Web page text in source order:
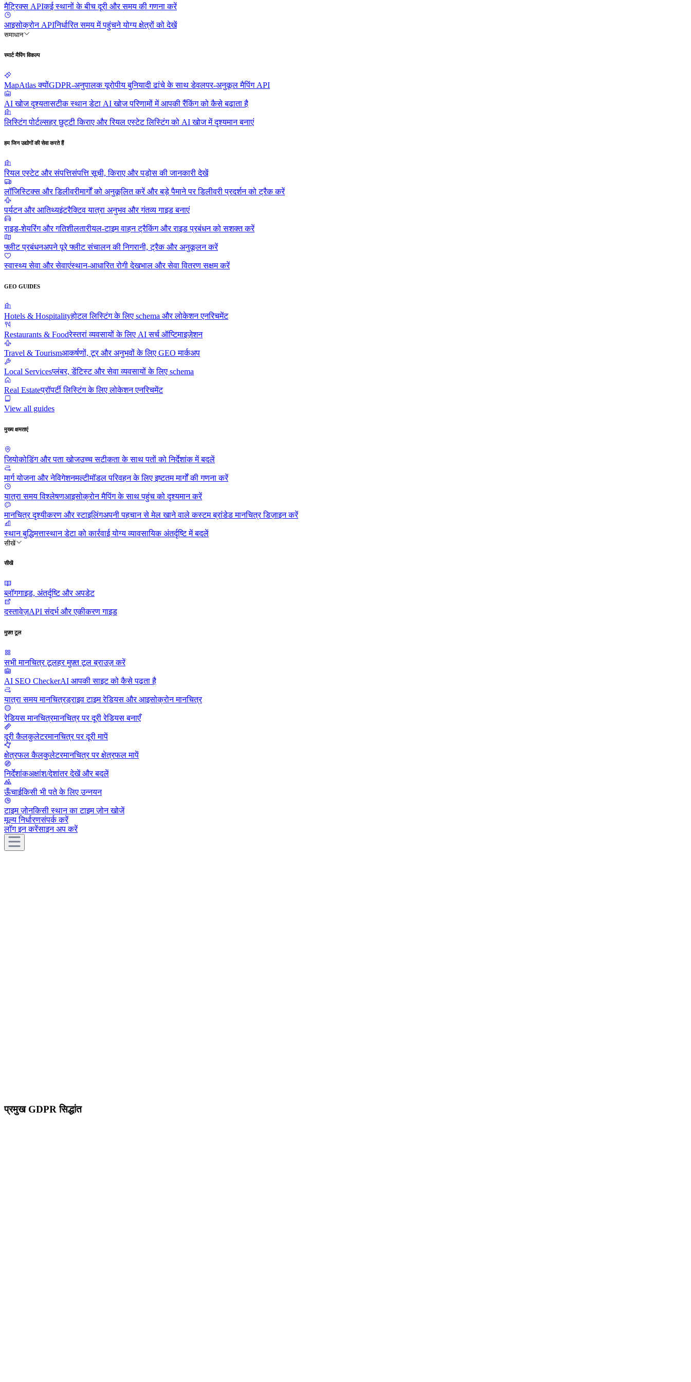
मैट्रिक्स APIकई स्थानों के बीच दूरी और समय की गणना करें
आइसोक्रोन APIनिर्धारित समय में पहुंचने योग्य क्षेत्रों को देखें
समाधान
स्मार्ट मैपिंग विकल्प
MapAtlas क्योंGDPR-अनुपालक यूरोपीय बुनियादी ढांचे के साथ डेवलपर-अनुकूल मैपिंग API
AI खोज दृश्यतासटीक स्थान डेटा AI खोज परिणामों में आपकी रैंकिंग को कैसे बढ़ाता है
लिस्टिंग पोर्टल्सहर छुट्टी किराए और रियल एस्टेट लिस्टिंग को AI खोज में दृश्यमान बनाएं
हम जिन उद्योगों की सेवा करते हैं
रियल एस्टेट और संपत्तिसंपत्ति सूची, किराए और पड़ोस की जानकारी देखें
लॉजिस्टिक्स और डिलीवरीमार्गों को अनुकूलित करें और बड़े पैमाने पर डिलीवरी प्रदर्शन को ट्रैक करें
पर्यटन और आतिथ्यइंटरैक्टिव यात्रा अनुभव और गंतव्य गाइड बनाएं
राइड-शेयरिंग और गतिशीलतारीयल-टाइम वाहन ट्रैकिंग और राइड प्रबंधन को सशक्त करें
फ्लीट प्रबंधनअपने पूरे फ्लीट संचालन की निगरानी, ट्रैक और अनुकूलन करें
स्वास्थ्य सेवा और सेवाएंस्थान-आधारित रोगी देखभाल और सेवा वितरण सक्षम करें
GEO GUIDES
Hotels & Hospitalityहोटल लिस्टिंग के लिए schema और लोकेशन एनरिचमेंट
Restaurants & Foodरेस्तरां व्यवसायों के लिए AI सर्च ऑप्टिमाइज़ेशन
Travel & Tourismआकर्षणों, टूर और अनुभवों के लिए GEO मार्कअप
Local Servicesप्लंबर, डेंटिस्ट और सेवा व्यवसायों के लिए schema
Real Estateप्रॉपर्टी लिस्टिंग के लिए लोकेशन एनरिचमेंट
View all guides
मुख्य क्षमताएं
जियोकोडिंग और पता खोजउच्च सटीकता के साथ पतों को निर्देशांक में बदलें
मार्ग योजना और नेविगेशनमल्टीमॉडल परिवहन के लिए इष्टतम मार्गों की गणना करें
यात्रा समय विश्लेषणआइसोक्रोन मैपिंग के साथ पहुंच को दृश्यमान करें
मानचित्र दृश्यीकरण और स्टाइलिंगअपनी पहचान से मेल खाने वाले कस्टम ब्रांडेड मानचित्र डिज़ाइन करें
स्थान बुद्धिमत्तास्थान डेटा को कार्रवाई योग्य व्यावसायिक अंतर्दृष्टि में बदलें
सीखें
सीखें
ब्लॉगगाइड, अंतर्दृष्टि और अपडेट
दस्तावेज़API संदर्भ और एकीकरण गाइड
मुफ़्त टूल
सभी मानचित्र टूलहर मुफ़्त टूल ब्राउज़ करें
AI SEO CheckerAI आपकी साइट को कैसे पढ़ता है
यात्रा समय मानचित्रड्राइव टाइम रेडियस और आइसोक्रोन मानचित्र
रेडियस मानचित्रमानचित्र पर दूरी रेडियस बनाएँ
दूरी कैलकुलेटरमानचित्र पर दूरी मापें
क्षेत्रफल कैलकुलेटरमानचित्र पर क्षेत्रफल मापें
निर्देशांकअक्षांश/देशांतर देखें और बदलें
ऊँचाईकिसी भी पते के लिए उन्नयन
टाइम ज़ोनकिसी स्थान का टाइम ज़ोन खोजें
मूल्य निर्धारणसंपर्क करें
लॉग इन करेंसाइन अप करें
प्रमुख GDPR सिद्धांत